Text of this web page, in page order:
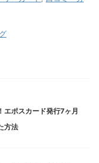
エポスカード発行7ヶ月
方法